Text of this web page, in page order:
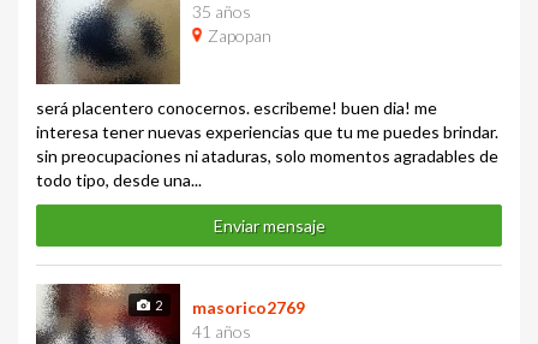
35 años
Zapopan
será placentero conocernos. escribeme! buen dia! me
interesa tener nuevas experiencias que tu me puedes brindar.
sin preocupaciones ni ataduras, solo momentos agradables de
todo tipo, desde una...
Enviar mensaje
2
masorico2769
41 años